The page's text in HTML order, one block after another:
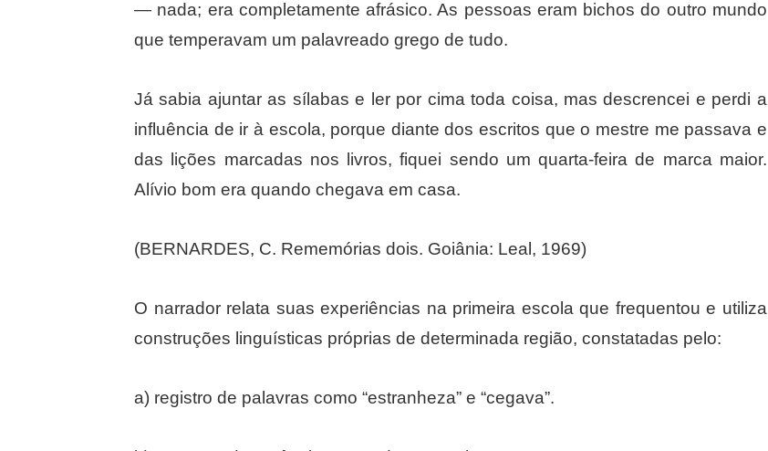
— nada; era completamente afrásico. As pessoas eram bichos do outro mundo
que temperavam um palavreado grego de tudo.
Já sabia ajuntar as sílabas e ler por cima toda coisa, mas descrencei e perdi a
influência de ir à escola, porque diante dos escritos que o mestre me passava e
das lições marcadas nos livros, fiquei sendo um quarta-feira de marca maior.
Alívio bom era quando chegava em casa.
(BERNARDES, C. Rememórias dois. Goiânia: Leal, 1969)
O narrador relata suas experiências na primeira escola que frequentou e utiliza
construções linguísticas próprias de determinada região, constatadas pelo:
a) registro de palavras como “estranheza” e “cegava”.